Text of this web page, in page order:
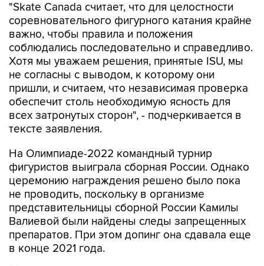
"Skate Canada считает, что для целостности
соревновательного фигурного катания крайне
важно, чтобы правила и положения
соблюдались последовательно и справедливо.
Хотя мы уважаем решения, принятые ISU, мы
не согласны с выводом, к которому они
пришли, и считаем, что независимая проверка
обеспечит столь необходимую ясность для
всех затронутых сторон", - подчеркивается в
тексте заявления.
На Олимпиаде-2022 командный турнир
фигуристов выиграла сборная России. Однако
церемонию награждения решено было пока
не проводить, поскольку в организме
представительницы сборной России Камилы
Валиевой были найдены следы запрещенных
препаратов. При этом допинг она сдавала еще
в конце 2021 года.